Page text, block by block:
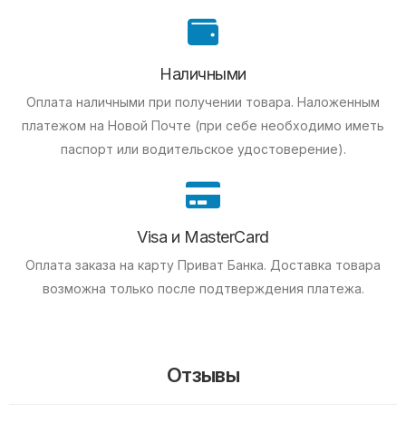
Наличными
Оплата наличными при получении товара. Наложенным
платежом на Новой Почте (при себе необходимо иметь
паспорт или водительское удостоверение).
Visa и MasterCard
Оплата заказа на карту Приват Банка. Доставка товара
возможна только после подтверждения платежа.
Отзывы